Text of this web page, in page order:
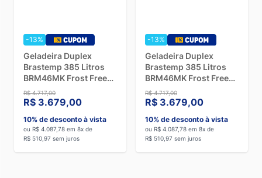
-13%
Geladeira Duplex
Brastemp 385 Litros
BRM46MK Frost Free
Inox - 220V
R$ 4.717,00
R$ 3.679,00
10% de desconto à vista
ou R$ 4.087,78 em 8x de
R$ 510,97 sem juros
-13%
Geladeira Duplex
Brastemp 385 Litros
BRM46MK Frost Free
Inox - 110V
R$ 4.717,00
R$ 3.679,00
10% de desconto à vista
ou R$ 4.087,78 em 8x de
R$ 510,97 sem juros